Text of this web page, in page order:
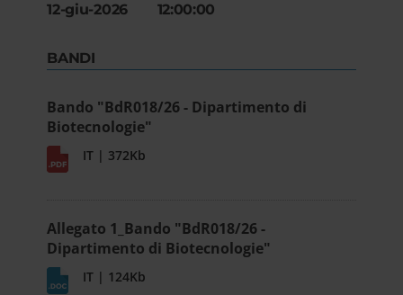
12-giu-2026 12:00:00
BANDI
Bando "BdR018/26 - Dipartimento di
Biotecnologie"
IT | 372Kb
Allegato 1_Bando "BdR018/26 -
Dipartimento di Biotecnologie"
IT | 124Kb